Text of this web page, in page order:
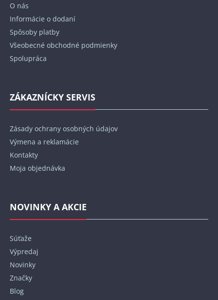
O nás
Informácie o dodaní
Spôsoby platby
Všeobecné obchodné podmienky
Spolupráca
ZÁKAZNÍCKY SERVIS
Zásady ochrany osobných údajov
Výmena a reklamácie
Kontakty
Moja objednávka
NOVINKY A AKCIE
Súťaže
Výpredaj
Novinky
Značky
Blog